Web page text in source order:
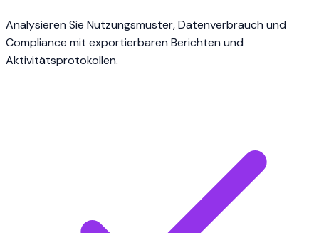
Analysieren Sie Nutzungsmuster, Datenverbrauch und
Compliance mit exportierbaren Berichten und
Aktivitätsprotokollen.